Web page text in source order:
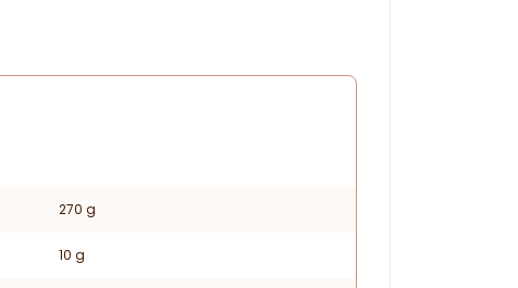
270 g
10 g